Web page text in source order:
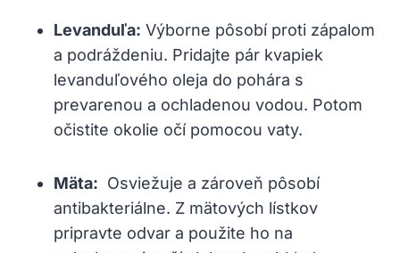
Levanduľa: Výborne pôsobí‍ proti zápalom​
a podráždeniu. Pridajte pár kvapiek
levanduľového⁣ oleja do pohára s
prevarenou a ochladenou vodou. Potom
‌očistite ⁣okolie⁣ očí pomocou vaty.
Mäta: ⁢ Osviežuje a zároveň pôsobí
antibakteriálne. Z ⁣mätových ‍lístkov
pripravte‍ odvar⁤ a použite ho‌ na